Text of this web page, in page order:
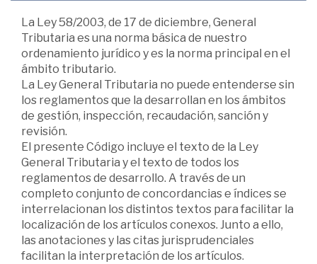
La Ley 58/2003, de 17 de diciembre, General
Tributaria es una norma básica de nuestro
ordenamiento jurídico y es la norma principal en el
ámbito tributario.
La Ley General Tributaria no puede entenderse sin
los reglamentos que la desarrollan en los ámbitos
de gestión, inspección, recaudación, sanción y
revisión.
El presente Código incluye el texto de la Ley
General Tributaria y el texto de todos los
reglamentos de desarrollo. A través de un
completo conjunto de concordancias e índices se
interrelacionan los distintos textos para facilitar la
localización de los artículos conexos. Junto a ello,
las anotaciones y las citas jurisprudenciales
facilitan la interpretación de los artículos.